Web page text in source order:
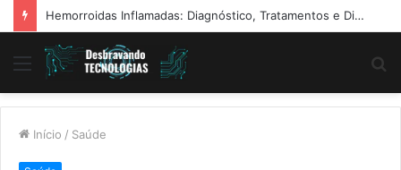
Hemorroidas Inflamadas: Diagnóstico, Tratamentos e Dicas Reais de Especialistas
Menu
Início / Saúde